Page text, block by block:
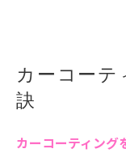
カーコー
訣
カーコーティング